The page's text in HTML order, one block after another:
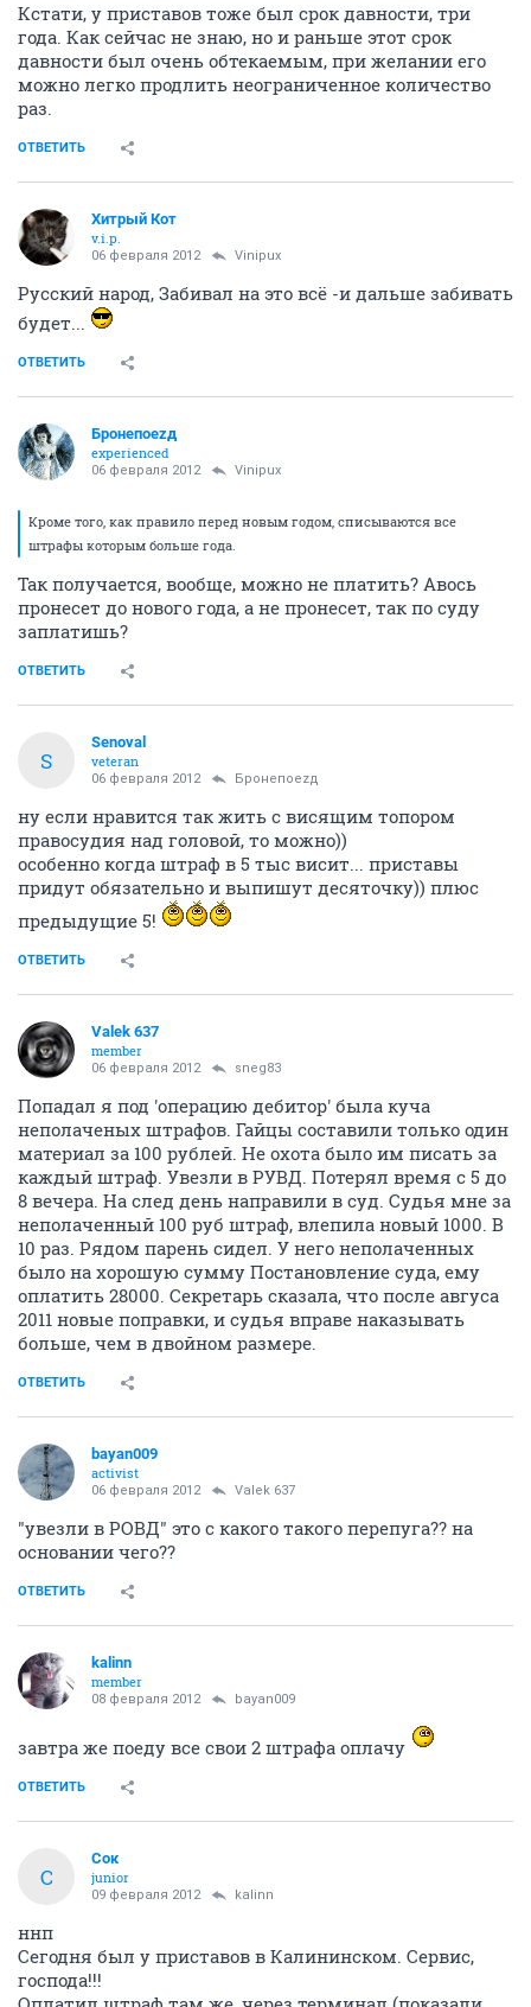
Кстати, у приставов тоже был срок давности, три
года. Как сейчас не знаю, но и раньше этот срок
давности был очень обтекаемым, при желании его
можно легко продлить неограниченное количество
раз.
ОТВЕТИТЬ
Хитрый Кот
v.i.p.
06 февраля 2012 Vinipux
Русский народ, Забивал на это всё -и дальше забивать
будет...
ОТВЕТИТЬ
Бронепоеzд
experienced
06 февраля 2012 Vinipux
Кроме того, как правило перед новым годом, списываются все
штрафы которым больше года.
Так получается, вообще, можно не платить? Авось
пронесет до нового года, а не пронесет, так по суду
заплатишь?
ОТВЕТИТЬ
S
Senoval
veteran
06 февраля 2012 Бронепоеzд
ну если нравится так жить с висящим топором
правосудия над головой, то можно))
особенно когда штраф в 5 тыс висит... приставы
придут обязательно и выпишут десяточку)) плюс
предыдущие 5!
ОТВЕТИТЬ
Valek 637
member
06 февраля 2012 sneg83
Попадал я под 'операцию дебитор' была куча
неполаченых штрафов. Гайцы составили только один
материал за 100 рублей. Не охота было им писать за
каждый штраф. Увезли в РУВД. Потерял время с 5 до
8 вечера. На след день направили в суд. Судья мне за
неполаченный 100 руб штраф, влепила новый 1000. В
10 раз. Рядом парень сидел. У него неполаченных
было на хорошую сумму Постановление суда, ему
оплатить 28000. Секретарь сказала, что после авгуса
2011 новые поправки, и судья вправе наказывать
больше, чем в двойном размере.
ОТВЕТИТЬ
bayan009
activist
06 февраля 2012 Valek 637
"увезли в РОВД" это с какого такого перепуга?? на
основании чего??
ОТВЕТИТЬ
kalinn
member
08 февраля 2012 bayan009
завтра же поеду все свои 2 штрафа оплачу
ОТВЕТИТЬ
С
Сок
junior
09 февраля 2012 kalinn
ннп
Сегодня был у приставов в Калининском. Сервис,
господа!!!